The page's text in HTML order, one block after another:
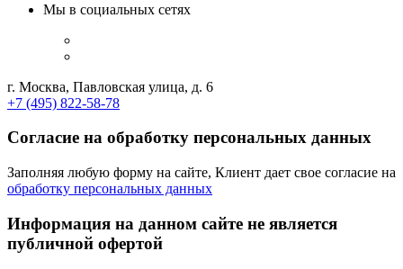
Мы в социальных сетях
г. Москва, Павловская улица, д. 6
+7 (495) 822-58-78
Согласие на обработку персональных данных
Заполняя любую форму на сайте, Клиент дает свое согласие на
обработку персональных данных
Информация на данном сайте не является
публичной офертой